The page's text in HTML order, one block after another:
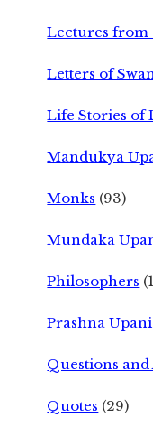
Lectures from
Letters of
Life Stories of
Mandukya
Monks (93)
Mundaka
Philosophers
Prashna
Questions and
Quotes (29)